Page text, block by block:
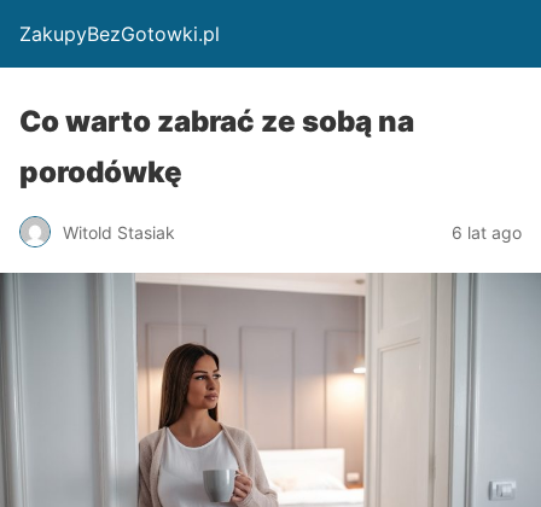
ZakupyBezGotowki.pl
Co warto zabrać ze sobą na
porodówkę
Witold Stasiak 6 lat ago